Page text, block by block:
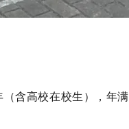
含高校在校生），年满